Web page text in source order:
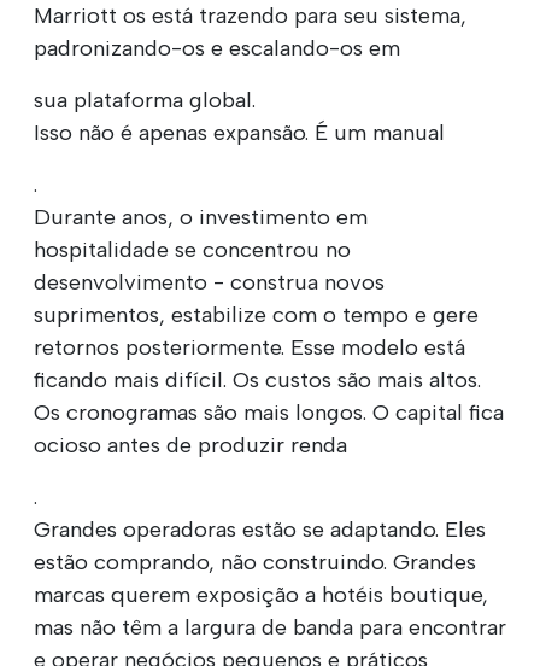
Marriott os está trazendo para seu sistema,
padronizando-os e escalando-os em
sua plataforma global.
Isso não é apenas expansão. É um manual
.
Durante anos, o investimento em
hospitalidade se concentrou no
desenvolvimento - construa novos
suprimentos, estabilize com o tempo e gere
retornos posteriormente. Esse modelo está
ficando mais difícil. Os custos são mais altos.
Os cronogramas são mais longos. O capital fica
ocioso antes de produzir renda
.
Grandes operadoras estão se adaptando. Eles
estão comprando, não construindo. Grandes
marcas querem exposição a hotéis boutique,
mas não têm a largura de banda para encontrar
e operar negócios pequenos e práticos